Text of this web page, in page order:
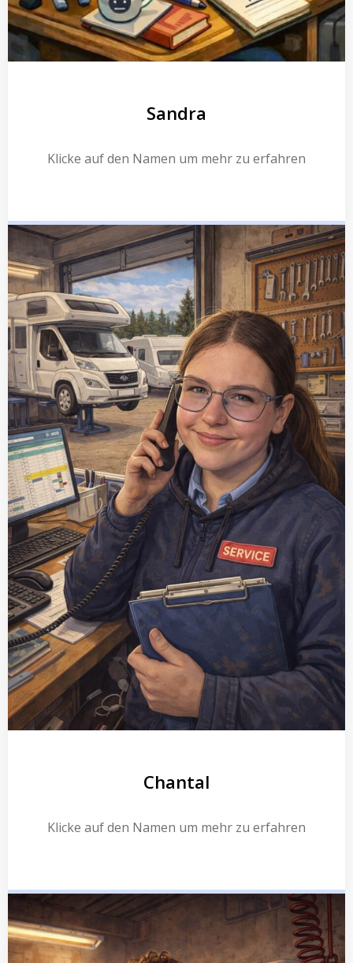
Sandra
Klicke auf den Namen um mehr zu erfahren
Chantal
Klicke auf den Namen um mehr zu erfahren